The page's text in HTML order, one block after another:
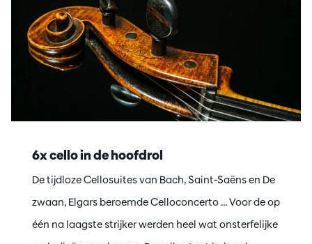
6x cello in de hoofdrol
De tijdloze Cellosuites van Bach, Saint-Saëns en De
zwaan, Elgars beroemde Celloconcerto … Voor de op
één na laagste strijker werden heel wat onsterfelijke